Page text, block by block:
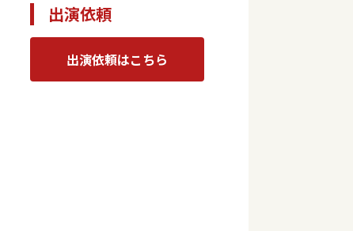
出演依頼
出演依頼はこちら